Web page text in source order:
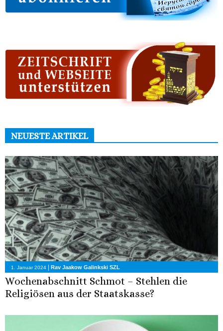
NEUESTE ARTIKEL
1. Januar 2024 Rav Jaakow Galinkski SZL
Wochenabschnitt Schmot – Stehlen die
Religiösen aus der Staatskasse?